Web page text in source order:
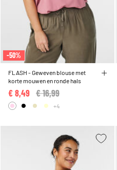
-50%
FLASH - Geweven blouse met
korte mouwen en ronde hals
Price reduced from
€ 16,99
€ 8,49
+4